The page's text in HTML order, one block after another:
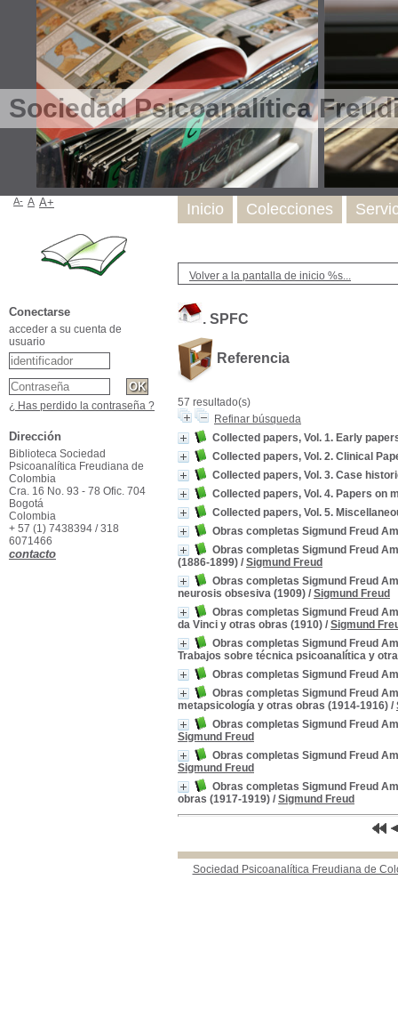
Sociedad Psicoanalítica
Volver a la pantalla de inicio %s...
. SPFC
Referencia
57 resultado(s)
Refinar búsqueda
Collected papers, Vol. 1. Early
Collected papers, Vol. 2. Clinical
Collected papers, Vol. 3. Case
Collected papers, Vol. 4. Papers on
Collected papers, Vol. 5.
Obras completas Sigmund Freud
Obras completas Sigmund Freud
(1886-1899) / Sigmund Freud
Obras completas Sigmund Freud
neurosis obsesiva (1909) / Sigmund Freud
Obras completas Sigmund Freud
da Vinci y otras obras (1910) / Sigmund
Obras completas Sigmund Freud
Trabajos sobre técnica psicoanalítica y
Obras completas Sigmund Freud
Obras completas Sigmund Freud
metapsicología y otras obras (1914-1916) /
Obras completas Sigmund Freud
Sigmund Freud
Obras completas Sigmund Freud
Sigmund Freud
Obras completas Sigmund Freud
obras (1917-1919) / Sigmund Freud
Sociedad Psicoanalítica Freudiana de
Inicio Colecciones
A- A A+
Conectarse
acceder a su cuenta de
usuario
¿ Has perdido la contraseña ?
Dirección
Biblioteca Sociedad
Psicoanalítica Freudiana de
Colombia
Cra. 16 No. 93 - 78 Ofic. 704
Bogotá
Colombia
+ 57 (1) 7438394 / 318
6071466
contacto